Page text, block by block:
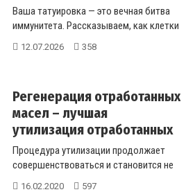
Ваша татуировка — это вечная битва
иммунитета. Рассказываем, как клетки
макрофаги защищают рис...
12.07.2026 358
Регенерация отработанных
масел – лучшая
утилизация отработанных
м...
Процедура утилизации продолжает
совершенствоваться и становится не
просто наиболее эффективным
16.02.2020 597